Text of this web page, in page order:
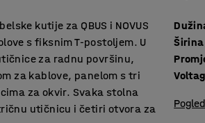
kutije za QBUS i NOVUS
s fiksnim T-postoljem. U
za radnu površinu,
za kablove, panelom s tri
za okvir. Svaka stolna
utičnicu i četiri otvora za
Širina